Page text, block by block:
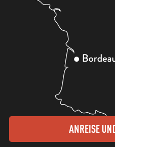
ANREISE UND KONTAKTE